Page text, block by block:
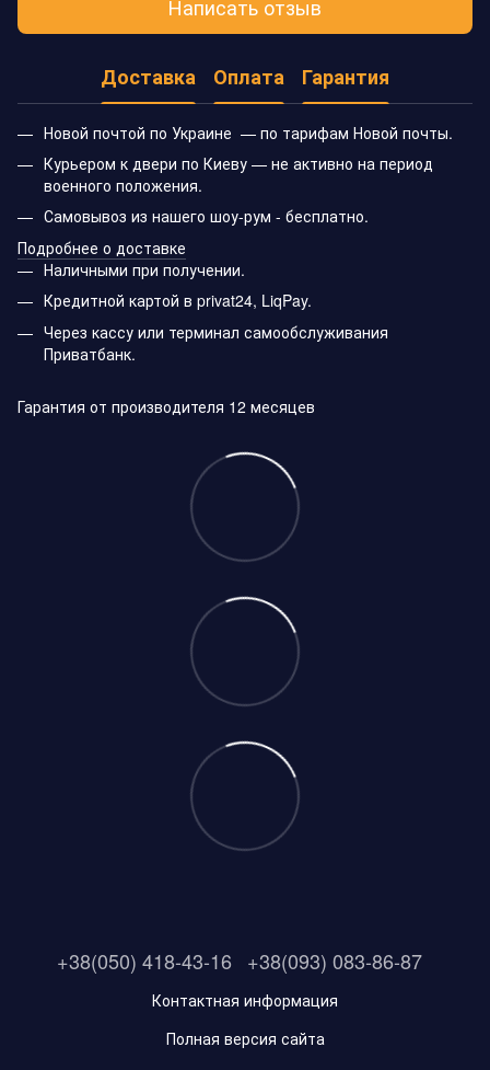
Написать отзыв
Доставка Оплата Гарантия
Новой почтой по Украине — по тарифам Новой почты.
Курьером к двери по Киеву — не активно на период
военного положения.
Самовывоз из нашего шоу-рум - бесплатно.
Подробнее о доставке
Наличными при получении.
Кредитной картой в privat24, LiqPay.
Через кассу или терминал самообслуживания
Приватбанк.
Гарантия от производителя 12 месяцев
+38(050) 418-43-16 +38(093) 083-86-87
Контактная информация
Полная версия сайта